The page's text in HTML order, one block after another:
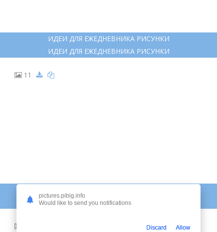
ИДЕИ ДЛЯ ЕЖЕДНЕВНИКА РИСУНКИ
ИДЕИ ДЛЯ ЕЖЕДНЕВНИКА РИСУНКИ
11
ДУДЛЫ ДЛЯ БУЛЛЕТ ДЖОРНАЛ
pictures.pibig.info
Would like to send you notifications
Discard Allow